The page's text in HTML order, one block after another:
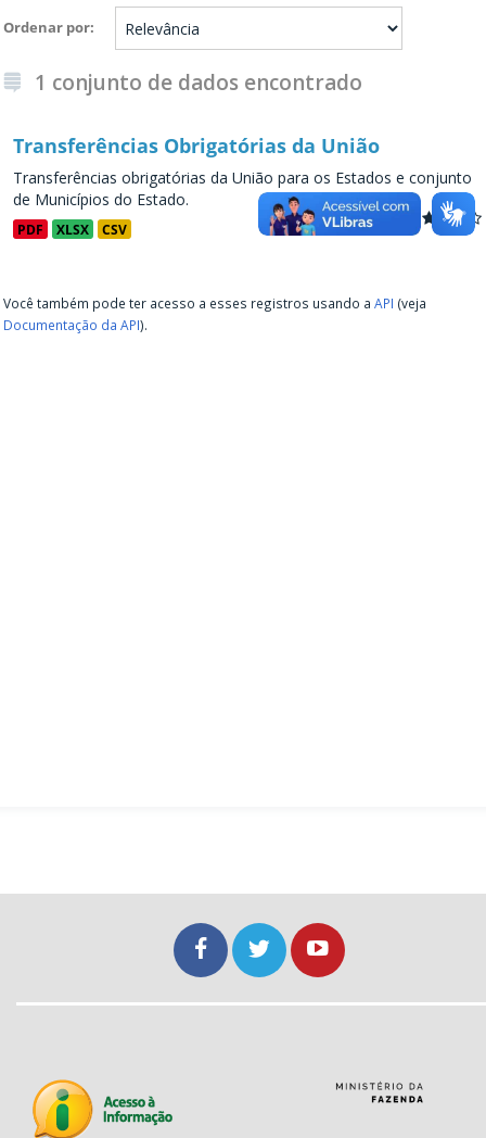
Ordenar por
1 conjunto de dados encontrado
Transferências Obrigatórias da União
Transferências obrigatórias da União para os Estados e conjunto
de Municípios do Estado.
PDF XLSX CSV
Você também pode ter acesso a esses registros usando a API (veja
Documentação da API).